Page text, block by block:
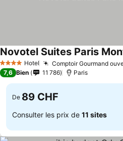
4 Étoiles Hotel Comptoir Gourmand
Novotel Suites Paris
7,6 Bien 11 786 Paris
De 89 CHF
Consulter les prix de 11 sites